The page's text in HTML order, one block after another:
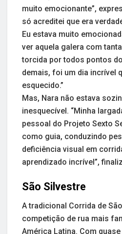
muito emocionante”,
só acreditei que era
Eu estava muito
ver aquela galera com
torcida por todos pontos
demais, foi um dia incrível
esquecido.”
Mas, Nara não estava
inesquecível. “Minha
pessoal do Projeto Sexto
como guia, conduzindo
deficiência visual em
aprendizado incrível”,
São Silvestre
A tradicional Corrida de
competição de rua mais
América Latina. Com